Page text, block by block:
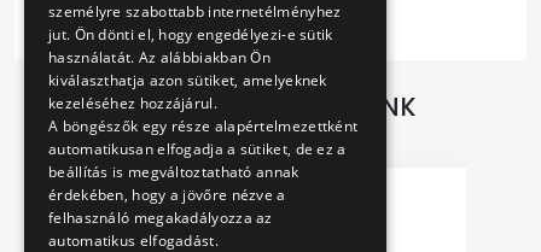
TOVÁBBI AJÁNLATAINK
személyre szabottabb internetélményhez
jut. Ön dönti el, hogy engedélyezi-e sütik
használatát. Az alábbiakban Ön
kiválaszthatja azon sütiket, amelyeknek
kezeléséhez hozzájárul.
A böngészők egy része alapértelmezettként
automatikusan elfogadja a sütiket, de ez a
beállítás is megváltoztatható annak
érdekében, hogy a jövőre nézve a
felhasználó megakadályozza az
automatikus elfogadást.